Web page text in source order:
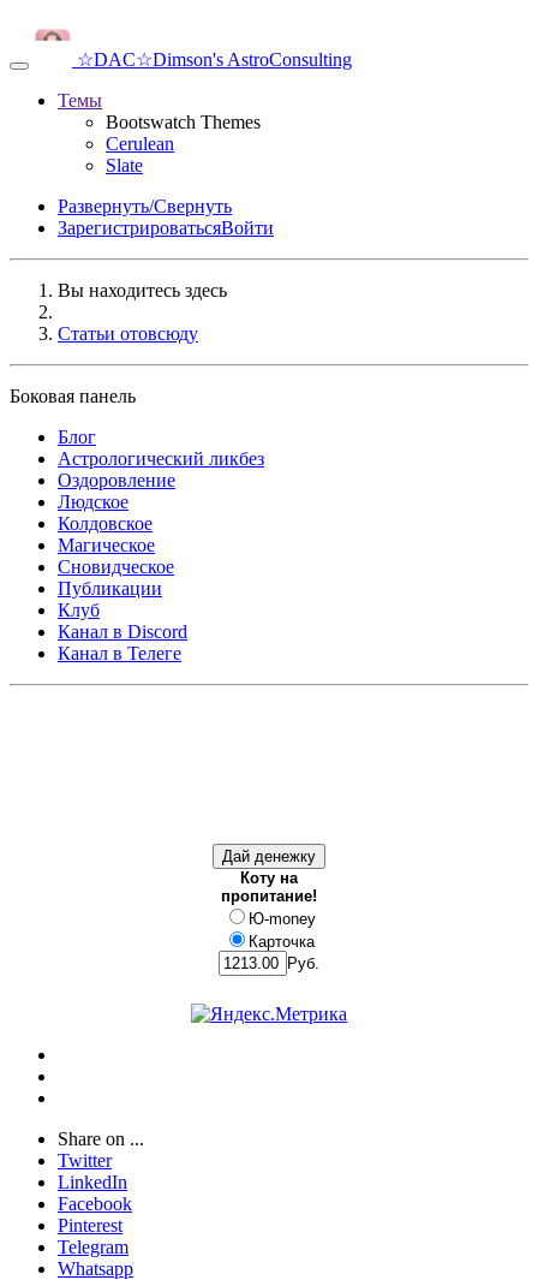
☆DAC☆Dimson's AstroConsulting
Темы
Bootswatch Themes
Cerulean
Slate
Развернуть/Свернуть
ЗарегистрироватьсяВойти
Вы находитесь здесь
Статьи отовсюду
Боковая панель
Блог
Аcтрологический ликбез
Оздоровление
Людское
Колдовское
Магическое
Сновидческое
Публикации
Клуб
Канал в Discord
Канал в Телеге
Коту на
пропитание!
Ю-money
Карточка
Руб.
Share on ...
Twitter
LinkedIn
Facebook
Pinterest
Telegram
Whatsapp